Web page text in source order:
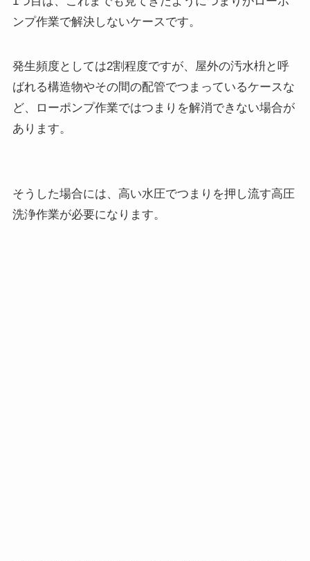
ンプ作業で解決しないケースです。
発生頻度としては2割程度ですが、屋外の汚水枡と呼
ばれる構造物やその間の配管でつまっているケースな
ど、ローポンプ作業ではつまりを解消できない場合が
あります。
そうした場合には、高い水圧でつまりを押し流す高圧
洗浄作業が必要になります。